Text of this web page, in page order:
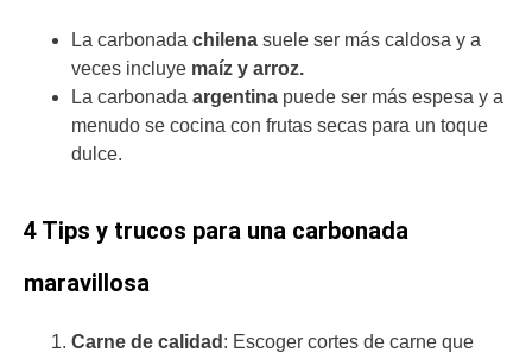
La carbonada chilena suele ser más caldosa y a
veces incluye maíz y arroz.
La carbonada argentina puede ser más espesa y a
menudo se cocina con frutas secas para un toque
dulce​.
4 Tips y trucos para una carbonada
maravillosa
Carne de calidad : Escoger cortes de carne que